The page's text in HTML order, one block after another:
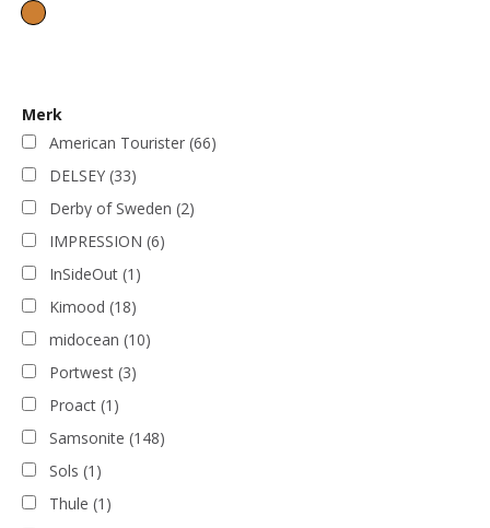
Merk
American Tourister (66)
DELSEY (33)
Derby of Sweden (2)
IMPRESSION (6)
InSideOut (1)
Kimood (18)
midocean (10)
Portwest (3)
Proact (1)
Samsonite (148)
Sols (1)
Thule (1)